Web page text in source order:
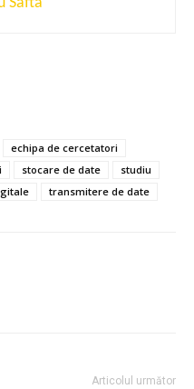
Safta
echipa de cercetatori
stocare de date
studiu
transmitere de date
Articolul următor